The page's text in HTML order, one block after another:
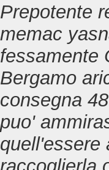
Prepotente
memac
fessamente
Bergamo
consegna
puo'
quell'essere